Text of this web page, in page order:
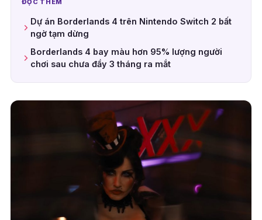
ĐỌC THÊM
Dự án Borderlands 4 trên Nintendo Switch 2 bất
ngờ tạm dừng
Borderlands 4 bay màu hơn 95% lượng người
chơi sau chưa đầy 3 tháng ra mắt